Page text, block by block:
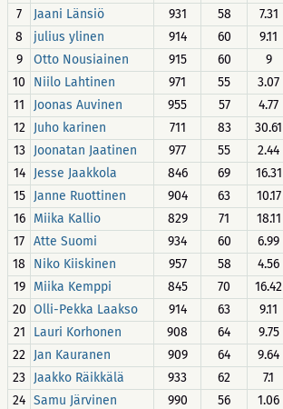
7
Jaani Länsiö 931 58 7.31
8
julius ylinen 914 60 9.11
9
Otto Nousiainen 915 60 9
10
Niilo Lahtinen 971 55 3.07
11
Joonas Auvinen 955 57 4.77
12
Juho karinen 711 83 30.61
13
Joonatan Jaatinen 977 55 2.44
14
Jesse Jaakkola 846 69 16.31
15
Janne Ruottinen 904 63 10.17
16
Miika Kallio 829 71 18.11
17 Atte Suomi 934 60 6.99
18
Niko Kiiskinen 957 58 4.56
19
Miika Kemppi 845 70 16.42
20 Olli-Pekka Laakso 914 63 9.11
21
Lauri Korhonen 908 64 9.75
22 Jan Kauranen 909 64 9.64
23 Jaakko Räikkälä 933 62 7.1
24 Samu Järvinen 990 56 1.06